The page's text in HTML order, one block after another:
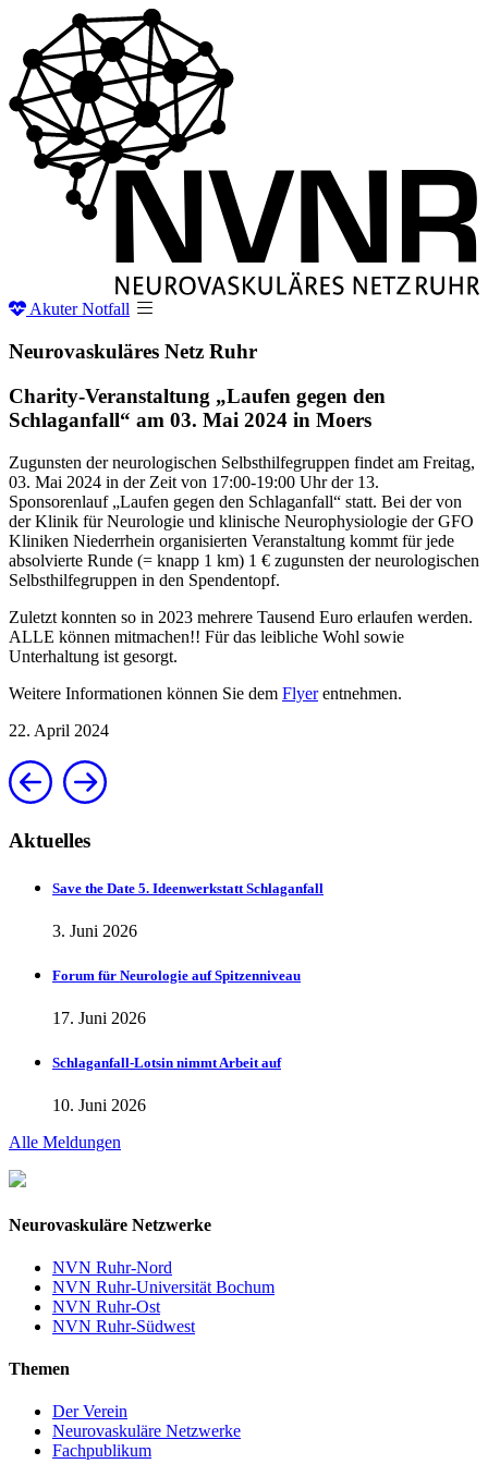
AkuterNotfall
Neurovaskuläres Netz Ruhr
Charity-Veranstaltung „Laufen gegen den
Schlaganfall“ am 03. Mai 2024 in Moers
Zugunsten der neurologischen Selbsthilfegruppen findet am Freitag,
03. Mai 2024 in der Zeit von 17:00-19:00 Uhr der 13.
Sponsorenlauf „Laufen gegen den Schlaganfall“ statt. Bei der von
der Klinik für Neurologie und klinische Neurophysiologie der GFO
Kliniken Niederrhein organisierten Veranstaltung kommt für jede
absolvierte Runde (= knapp 1 km) 1 € zugunsten der neurologischen
Selbsthilfegruppen in den Spendentopf.
Zuletzt konnten so in 2023 mehrere Tausend Euro erlaufen werden.
ALLE können mitmachen!! Für das leibliche Wohl sowie
Unterhaltung ist gesorgt.
Weitere Informationen können Sie dem Flyerentnehmen.
22. April 2024
Aktuelles
Save the Date 5. Ideenwerkstatt Schlaganfall
3. Juni 2026
Forum für Neurologie auf Spitzenniveau
17. Juni 2026
Schlaganfall-Lotsin nimmt Arbeit auf
10. Juni 2026
Alle Meldungen
Neurovaskuläre Netzwerke
NVN Ruhr-Nord
NVN Ruhr-Universität Bochum
NVN Ruhr-Ost
NVN Ruhr-Südwest
Themen
Der Verein
Neurovaskuläre Netzwerke
Fachpublikum